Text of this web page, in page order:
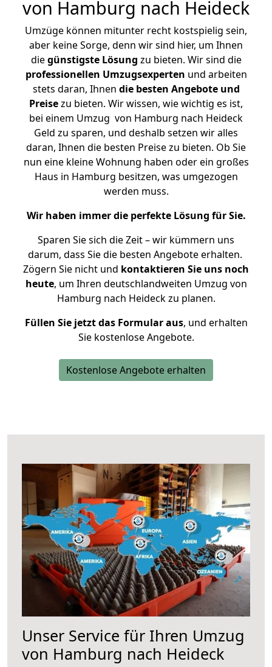
von Hamburg nach Heideck
Umzüge können mitunter recht kostspielig sein,
aber keine Sorge, denn wir sind hier, um Ihnen
diegünstigste Lösung zu bieten. Wir sind die
professionellen Umzugsexperten und arbeiten
stets daran, Ihnen die besten Angebote und
Preisezu bieten. Wir wissen, wie wichtig es ist,
bei einem Umzug von Hamburg nach Heideck
Geld zu sparen, und deshalb setzen wir alles
daran, Ihnen die besten Preise zu bieten. Ob Sie
nun eine kleine Wohnung haben oder ein großes
Haus in Hamburg besitzen, was umgezogen
werden muss.
Wir haben immer die perfekte Lösung für Sie.
Sparen Sie sich die Zeit – wir kümmern uns
darum, dass Sie die besten Angebote erhalten.
Zögern Sie nicht und kontaktieren Sie uns noch
heute, um Ihren deutschlandweiten Umzug von
Hamburg nach Heideck zu planen.
Füllen Sie jetzt das Formular aus, und erhalten
Sie kostenlose Angebote.
Kostenlose Angebote erhalten
Unser Service für Ihren Umzug
von Hamburg nach Heideck